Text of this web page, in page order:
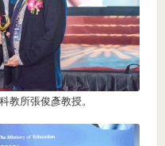
教所張俊彥教授。